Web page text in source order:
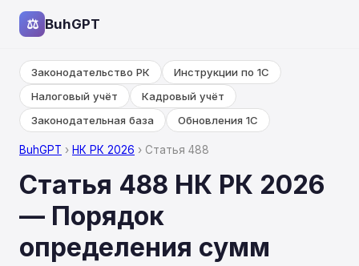
⚖ BuhGPT
Законодательство РК
Инструкции по 1С
Налоговый учёт
Кадровый учёт
Законодательная база
Обновления 1С
BuhGPT › НК РК 2026 › Статья 488
Статья 488 НК РК 2026
— Порядок
определения сумм